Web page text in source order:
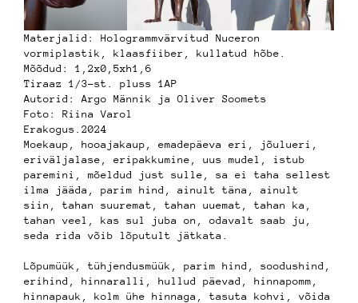
Materjalid: Hologrammvärvitud Nuceron
vormiplastik, klaasfiiber, kullatud hõbe.
Mõõdud: 1,2x0,5xh1,6
Tiraaz 1/3-st. pluss 1AP
Autorid: Argo Männik ja Oliver Soomets
Foto: Riina Varol
Erakogus.2024
Moekaup, hooajakaup, emadepäeva eri, jõulueri,
eriväljalase, eripakkumine, uus mudel, istub
paremini, mõeldud just sulle, sa ei taha sellest
ilma jääda, parim hind, ainult täna, ainult
siin, tahan suuremat, tahan uuemat, tahan ka,
tahan veel, kas sul juba on, odavalt saab ju,
seda rida võib lõputult jätkata.
Lõpumüük, tühjendusmüük, parim hind, soodushind,
erihind, hinnaralli, hullud päevad, hinnapomm,
hinnapauk, kolm ühe hinnaga, tasuta kohvi, võida